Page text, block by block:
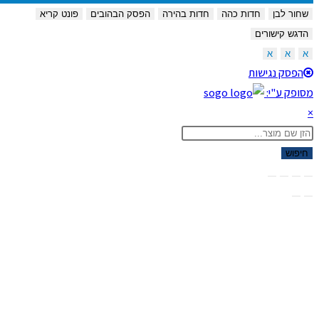
שחור לבן חדות כהה חדות בהירה הפסק הבהובים
פונט קריא
הדגש קישורים
הפסק נגישות
מסופק ע"י:
Products
search
חיפוש